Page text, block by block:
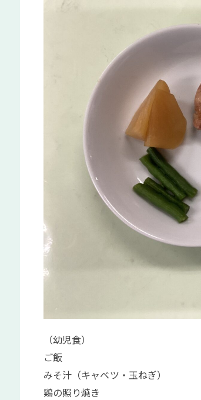
（幼児食）
ご飯
みそ汁（キャベツ・玉ねぎ）
鶏の照り焼き